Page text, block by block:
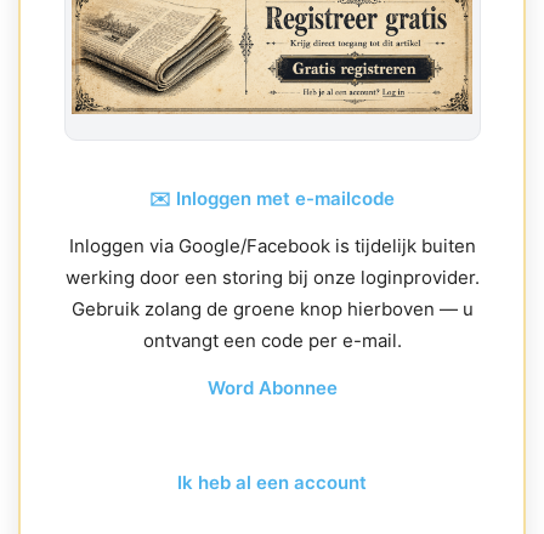
✉️ Inloggen met e-mailcode
Inloggen via Google/Facebook is tijdelijk buiten
werking door een storing bij onze loginprovider.
Gebruik zolang de groene knop hierboven — u
ontvangt een code per e-mail.
Word Abonnee
Ik heb al een account